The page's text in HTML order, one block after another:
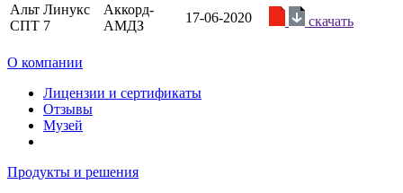
Альт Линукс
СПТ 7
Аккорд-
АМДЗ
17-06-2020 скачать
О компании
Лицензии и сертификаты
Отзывы
Музей
Продукты и решения